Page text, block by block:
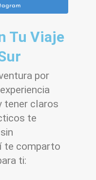
Tu Viaje
por
tener claros
te
te comparto
ti: